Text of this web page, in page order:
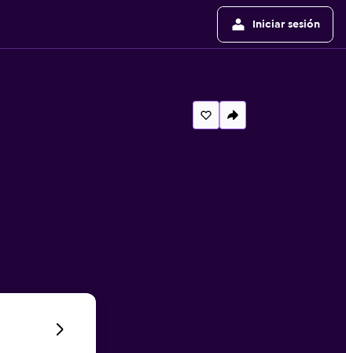
Iniciar sesión